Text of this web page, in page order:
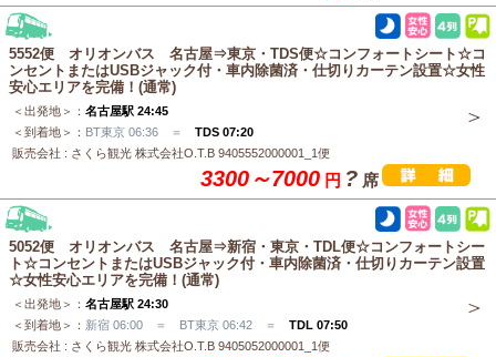
5552便 オリオンバス 名古屋⇒東京・TDS便☆コンフォートシート☆コ
ンセントまたはUSBジャック付・車内除菌済・仕切りカーテン設置☆女性
安心エリアを完備！(通常)
＜出発地＞： 名古屋駅 24:45
＜到着地＞： BT東京 06:36 ＝ TDS 07:20
販売会社 : さくら観光 株式会社O.T.B 9405552000001_1便
3300～7000 円 ? 席
5052便 オリオンバス 名古屋⇒新宿・東京・TDL便☆コンフォートシー
ト☆コンセントまたはUSBジャック付・車内除菌済・仕切りカーテン設置
☆女性安心エリアを完備！(通常)
＜出発地＞： 名古屋駅 24:30
＜到着地＞： 新宿 06:00 ＝ BT東京 06:42 ＝ TDL 07:50
販売会社 : さくら観光 株式会社O.T.B 9405052000001_1便